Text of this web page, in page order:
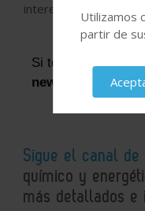
interesadas.
Si te ha parecido
newsletters
Sigue el canal de
químico y
más detallados e
Utilizamos
partir de